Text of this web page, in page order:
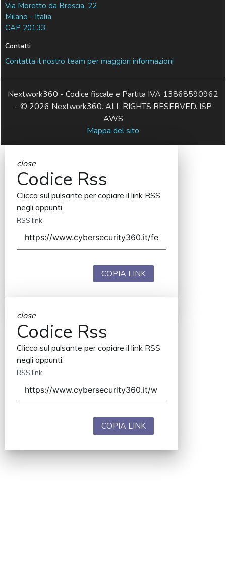
Via Moretto da Brescia, 22
Milano - Italia
CAP 20133
Contatti
Contatta il nostro team per maggiori informazioni
Nextwork360 - Codice fiscale e Partita IVA 13868590962
- © 2026 Nextwork360. ALL RIGHTS RESERVED. ISP
AWS
Mappa del sito
close
Codice Rss
Clicca sul pulsante per copiare il link RSS
negli appunti.
RSS link
COPIA LINK
close
Codice Rss
Clicca sul pulsante per copiare il link RSS
negli appunti.
RSS link
COPIA LINK